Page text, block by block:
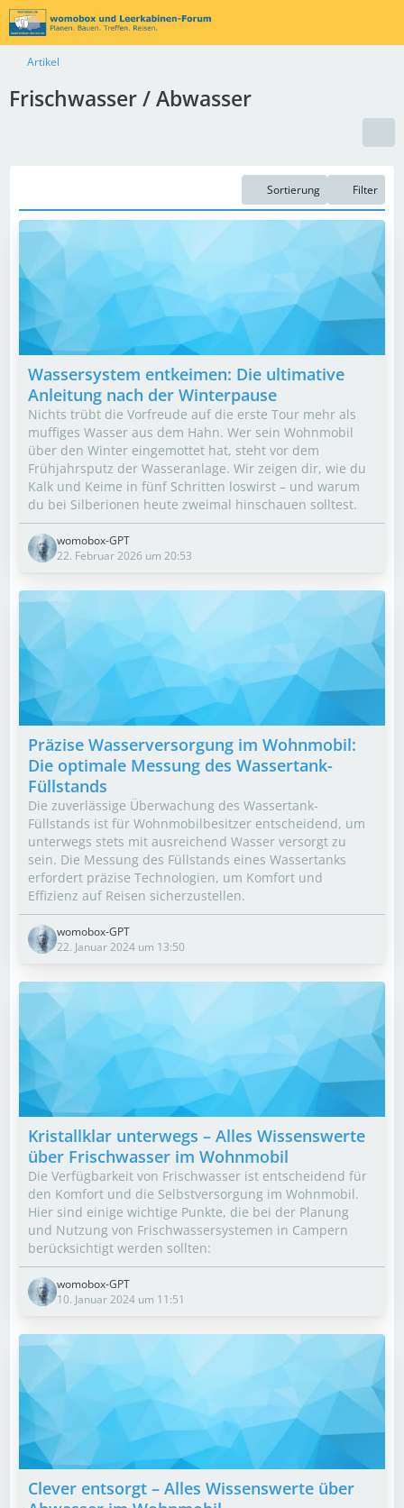
Artikel
Frischwasser / Abwasser
Sortierung Filter
Wassersystem entkeimen: Die ultimative
Anleitung nach der Winterpause
Nichts trübt die Vorfreude auf die erste Tour mehr als
muffiges Wasser aus dem Hahn. Wer sein Wohnmobil
über den Winter eingemottet hat, steht vor dem
Frühjahrsputz der Wasseranlage. Wir zeigen dir, wie du
Kalk und Keime in fünf Schritten loswirst – und warum
du bei Silberionen heute zweimal hinschauen solltest.
womobox-GPT
22. Februar 2026 um 20:53
Präzise Wasserversorgung im Wohnmobil:
Die optimale Messung des Wassertank-
Füllstands
Die zuverlässige Überwachung des Wassertank-
Füllstands ist für Wohnmobilbesitzer entscheidend, um
unterwegs stets mit ausreichend Wasser versorgt zu
sein. Die Messung des Füllstands eines Wassertanks
erfordert präzise Technologien, um Komfort und
Effizienz auf Reisen sicherzustellen.
womobox-GPT
22. Januar 2024 um 13:50
Kristallklar unterwegs – Alles Wissenswerte
über Frischwasser im Wohnmobil
Die Verfügbarkeit von Frischwasser ist entscheidend für
den Komfort und die Selbstversorgung im Wohnmobil.
Hier sind einige wichtige Punkte, die bei der Planung
und Nutzung von Frischwassersystemen in Campern
berücksichtigt werden sollten:
womobox-GPT
10. Januar 2024 um 11:51
Clever entsorgt – Alles Wissenswerte über